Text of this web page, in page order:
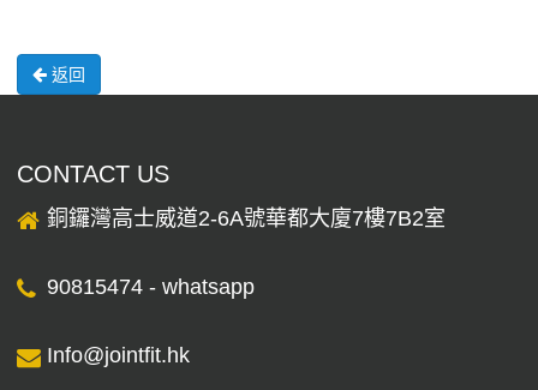
返回
CONTACT US
銅鑼灣高士威道2-6A號華都大廈7樓7B2室
90815474 - whatsapp
Info@jointﬁt.hk